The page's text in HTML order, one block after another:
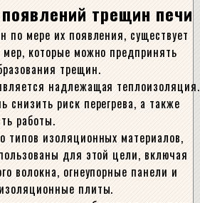
трещин печи
по мере их появления, существует
которые можно предпринять
трещин.
надлежащая теплоизоляция.
снизить риск перегрева, а также
работы.
типов изоляционных материалов,
для этой цели, включая
волокна, огнеупорные панели и
плиты.